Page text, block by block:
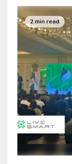
2 min read